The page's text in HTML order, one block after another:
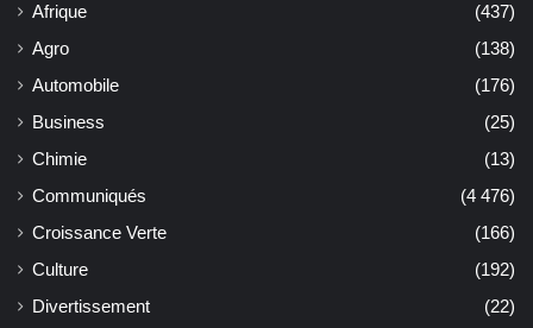
Afrique
(437)
Agro
(138)
Automobile
(176)
Business
(25)
Chimie
(13)
Communiqués
(4 476)
Croissance Verte
(166)
Culture
(192)
Divertissement
(22)